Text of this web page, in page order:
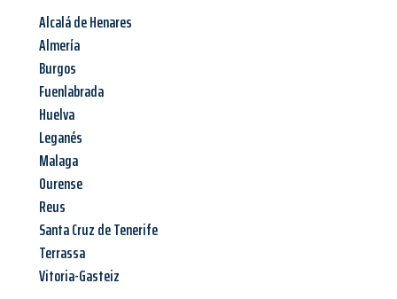
Alcalá de Henares
Almería
Burgos
Fuenlabrada
Huelva
Leganés
Malaga
Ourense
Reus
Santa Cruz de Tenerife
Terrassa
Vitoria-Gasteiz